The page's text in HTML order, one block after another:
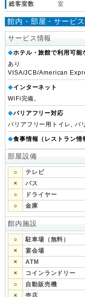
総客室数 室
館内・部屋・サービ
サービス情報
◆ホテル・旅館で利用可能
あり
VISA/JCB/American
◆インターネット
WiFi完備。
◆バリアフリー対応
バリアフリー用トイレ, バ
◆食事情報（レストラン情
部屋設備
○ テレビ
×
バス
○
ドライヤー
○
金庫
館内施設
○ 駐車場（無料）
×
宴会場
×
ATM
×
コインランドリー
○
自動販売機
×
売店